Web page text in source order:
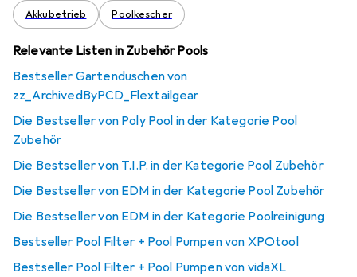
Akkubetrieb Poolkescher
Relevante Listen in Zubehör Pools
Bestseller Gartenduschen von
zz_ArchivedByPCD_Flextailgear
Die Bestseller von Poly Pool in der Kategorie Pool
Zubehör
Die Bestseller von T.I.P. in der Kategorie Pool Zubehör
Die Bestseller von EDM in der Kategorie Pool Zubehör
Die Bestseller von EDM in der Kategorie Poolreinigung
Bestseller Pool Filter + Pool Pumpen von XPOtool
Bestseller Pool Filter + Pool Pumpen von vidaXL